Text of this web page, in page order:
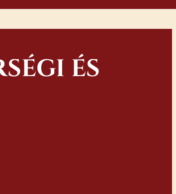
ÉS